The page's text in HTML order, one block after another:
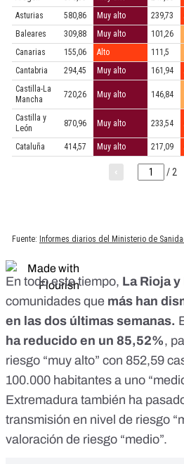
En todo este tiempo, La Rioja
comunidades que más han
en las dos últimas semanas.
ha reducido en un 85,52%,
riesgo “muy alto” con 852,59
100.000 habitantes a uno
Extremadura también ha
transmisión en nivel de riesgo
valoración de riesgo “medio”.